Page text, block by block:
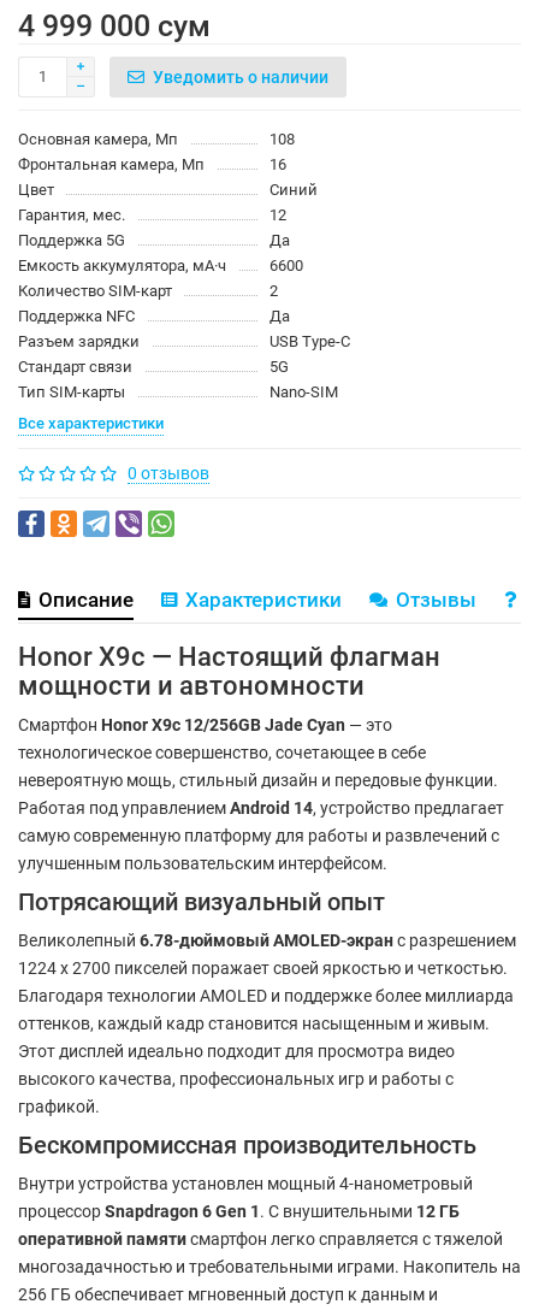
4 999 000 сум
Уведомить о наличии
Основная камера, Мп
108
Фронтальная камера, Мп
16
Цвет
Синий
Гарантия, мес.
12
Поддержка 5G
Да
Емкость аккумулятора, мА·ч
6600
Количество SIM-карт
2
Поддержка NFC
Да
Разъем зарядки
USB Type-C
Стандарт связи
5G
Тип SIM-карты
Nano-SIM
Все характеристики
0 отзывов
Описание Характеристики Отзывы
Honor X9c — Настоящий флагман
мощности и автономности
Смартфон Honor X9c 12/256GB Jade Cyan — это
технологическое совершенство, сочетающее в себе
невероятную мощь, стильный дизайн и передовые функции.
Работая под управлениемAndroid 14, устройство предлагает
самую современную платформу для работы и развлечений с
улучшенным пользовательским интерфейсом.
Потрясающий визуальный опыт
Великолепный 6.78-дюймовый AMOLED-экранс разрешением
1224 x 2700 пикселей поражает своей яркостью и четкостью.
Благодаря технологии AMOLED и поддержке более миллиарда
оттенков, каждый кадр становится насыщенным и живым.
Этот дисплей идеально подходит для просмотра видео
высокого качества, профессиональных игр и работы с
графикой.
Бескомпромиссная производительность
Внутри устройства установлен мощный 4-нанометровый
процессорSnapdragon 6 Gen 1. С внушительными 12 ГБ
оперативной памятисмартфон легко справляется с тяжелой
многозадачностью и требовательными играми. Накопитель на
256 ГБ обеспечивает мгновенный доступ к данным и